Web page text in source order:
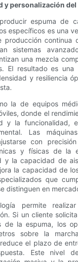
y personalización
espuma de
específicos es una
continua
sistemas
una mezcla
El resultado es una
y resiliencia
la de equipos
donde el
y la funcionalidad,
Las
con
y físicas de la
y la capacidad de
la capacidad de
que
distinguen en
permite
Si un cliente
de la espuma, los
sobre la
el plazo de
Este nivel de